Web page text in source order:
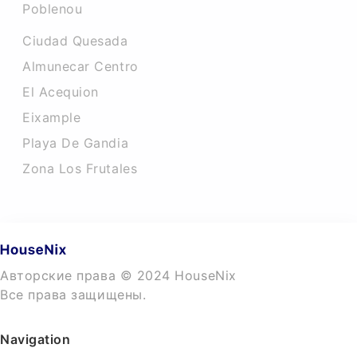
Poblenou
Ciudad Quesada
Almunecar Centro
El Acequion
Eixample
Playa De Gandia
Zona Los Frutales
Авторские права © 2024 HouseNix
Все права защищены.
Navigation